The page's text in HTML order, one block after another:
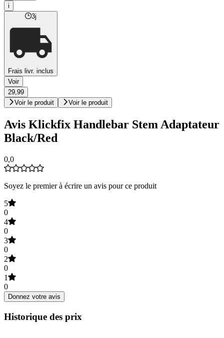
i
3j
Frais livr. inclus
Voir
29,99
Voir le produit
Voir le produit
Avis Klickfix Handlebar Stem Adaptateur
Black/Red
0,0
Soyez le premier à écrire un avis pour ce produit
5
0
4
0
3
0
2
0
1
0
Donnez votre avis
Historique des prix